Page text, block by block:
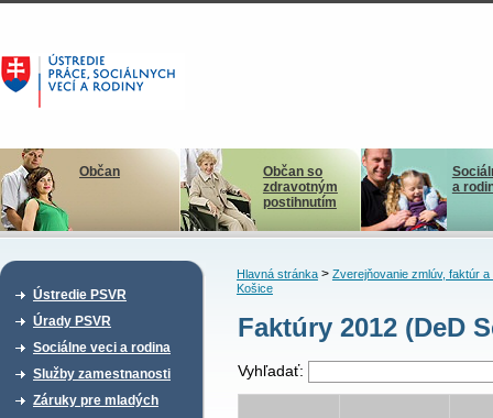
Občan
Občan so
zdravotným
postihnutím
a
Ústredie PSVR
Úrady PSVR
Sociálne veci a rodina
Služby zamestnanosti
Záruky pre mladých
Hlavná stránka> Zverejňovanie zmlúv, faktúr a
Košice
Faktúry 2012 (DeD
Vyhľadať: